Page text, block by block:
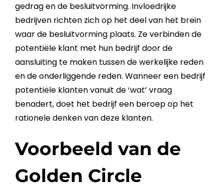
gedrag en de besluitvorming. Invloedrijke
bedrijven richten zich op het deel van het brein
waar de besluitvorming plaats. Ze verbinden de
potentiële klant met hun bedrijf door de
aansluiting te maken tussen de werkelijke reden
en de onderliggende reden. Wanneer een bedrijf
potentiële klanten vanuit de ‘wat’ vraag
benadert, doet het bedrijf een beroep op het
rationele denken van deze klanten.
Voorbeeld van de
Golden Circle